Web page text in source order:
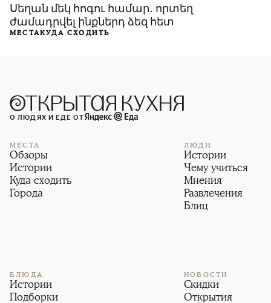
Սեղան մեկ հոգու համար․ որտեղ
ժամադրվել ինքներդ ձեզ հետ
МЕСТАКУДА СХОДИТЬ
О ЛЮДЯХ И ЕДЕ ОТ
МЕСТА
Обзоры
Истории
Куда сходить
Города
ЛЮДИ
Истории
Чему учиться
Мнения
Развлечения
Блиц
БЛЮДА
Истории
Подборки
НОВОСТИ
Скидки
Открытия